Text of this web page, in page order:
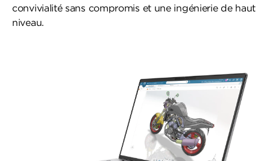
convivialité sans compromis et une ingénierie de haut
niveau.